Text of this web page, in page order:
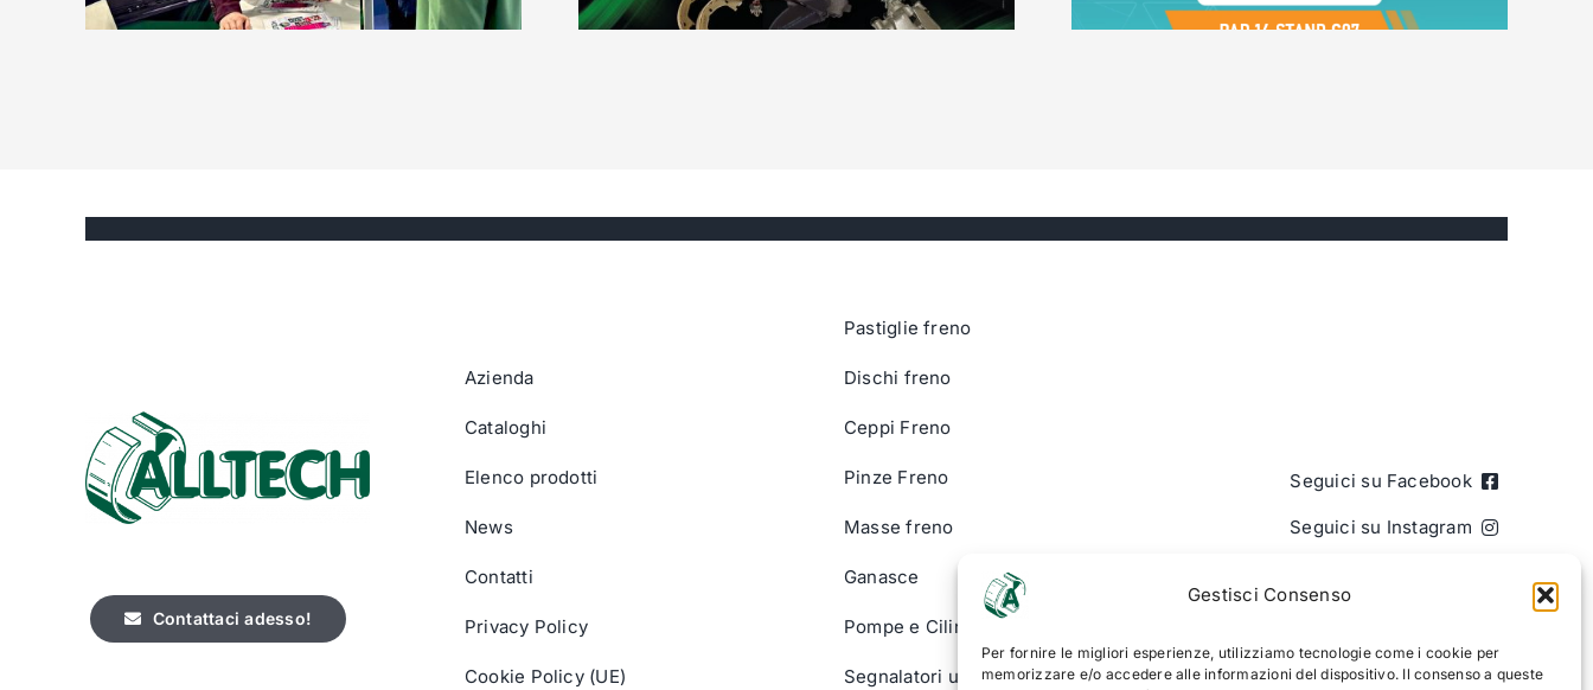
Gestisci Consenso
Per fornire le migliori esperienze, utilizziamo tecnologie come i cookie per
memorizzare e/o accedere alle informazioni del dispositivo. Il consenso a queste
Contattaci adesso!
Azienda
Cataloghi
Elenco prodotti
News
Contatti
Privacy Policy
Cookie Policy (UE)
Pastiglie freno
Dischi freno
Ceppi Freno
Pinze Freno
Masse freno
Ganasce
Pompe e Cilindri
Segnalatori usura
Seguici su Facebook
Seguici su Instagram